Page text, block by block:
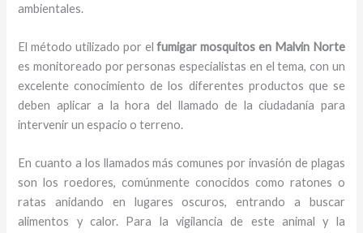
ambientales.
El método utilizado por elfumigar mosquitos en Malvin Norte
es monitoreado por personas especialistas en el tema, con un
excelente conocimiento de los diferentes productos que se
deben aplicar a la hora del llamado de la ciudadanía para
intervenir un espacio o terreno.
En cuanto a los llamados más comunes por invasión de plagas
son los roedores, comúnmente conocidos como ratones o
ratas anidando en lugares oscuros, entrando a buscar
alimentos y calor. Para la vigilancia de este animal y la